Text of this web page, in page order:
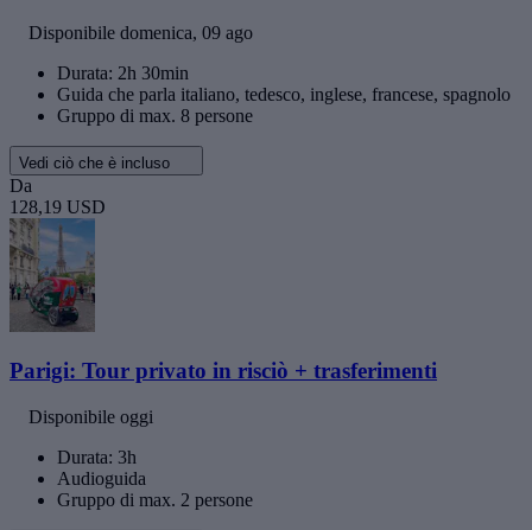
Disponibile domenica, 09 ago
Durata: 2h 30min
Guida che parla italiano, tedesco, inglese, francese, spagnolo
Gruppo di max. 8 persone
Vedi ciò che è incluso
Da
128,19 USD
Parigi: Tour privato in risciò + trasferimenti
Disponibile oggi
Durata: 3h
Audioguida
Gruppo di max. 2 persone